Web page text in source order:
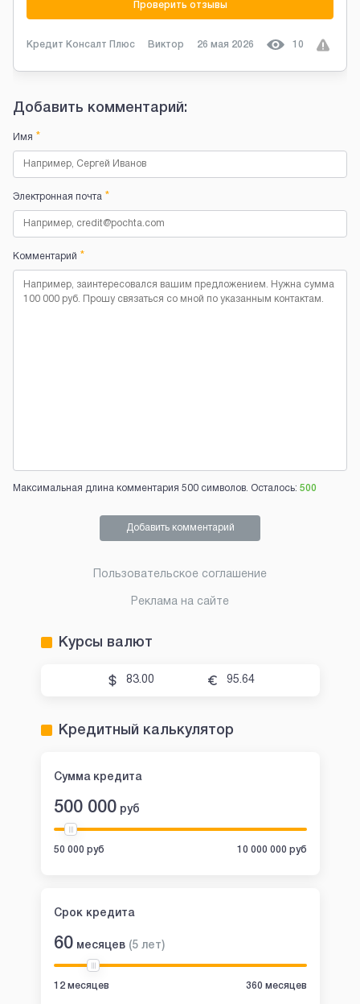
Проверить отзывы
Кредит Консалт Плюс Виктор 26 мая 2026 10
Добавить комментарий:
Имя *
Электронная почта *
Комментарий *
Максимальная длина комментария 500 символов. Осталось: 500
Добавить комментарий
Пользовательское соглашение
Реклама на сайте
Курсы валют
83.00 95.64
Кредитный калькулятор
Сумма кредита
500 000 руб
50 000 руб 10 000 000 руб
Срок кредита
60 месяцев (5 лет)
12 месяцев 360 месяцев